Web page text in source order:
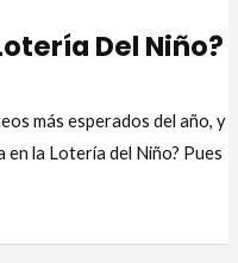
Del Niño?
más esperados del año, y
la Lotería del Niño? Pues